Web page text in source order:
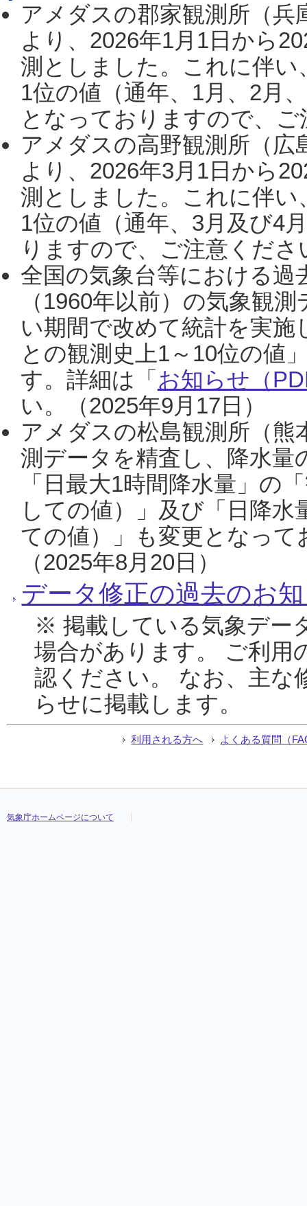
アメダスの郡家観測所（
より、2026年1月1日から
測としました。これに伴い
1位の値（通年、1月、2月
となっておりますので、
アメダスの高野観測所（
より、2026年3月1日から
測としました。これに伴い
1位の値（通年、3月及び4
りますので、ご注意くだ
全国の気象台等における過
（1960年以前）の気象観
い期間で改めて統計を実
との観測史上1～10位の値
す。詳細は「 お知らせ（
い。（2025年9月17日）
アメダスの松島観測所（熊
測データを精査し、降水
「日最大1時間降水量」の
しての値）」及び「日降
ての値）」も変更となっ
（2025年8月20日）
データ修正の過去のお
※ 掲載している気象デー
場合があります。 ご利用
認ください。 なお、主な
らせに掲載します。
利用される方へ よくある質問（
気象庁ホームページについて